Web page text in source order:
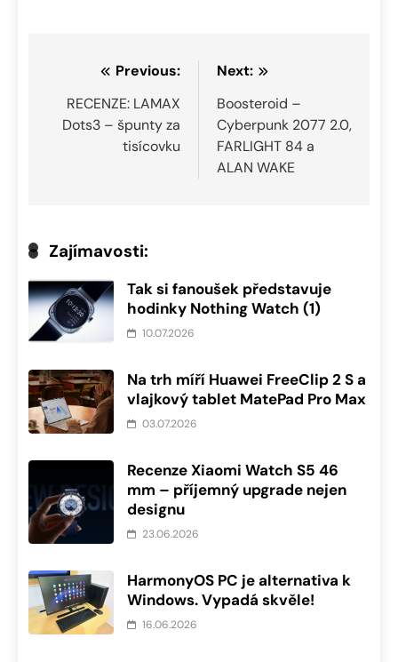
Navigace
pro
příspěvek
Previous:
RECENZE: LAMAX
Dots3 – špunty za
tisícovku
Next:
Boosteroid –
Cyberpunk 2077 2.0,
FARLIGHT 84 a
ALAN WAKE
Zajímavosti:
Tak si fanoušek představuje
hodinky Nothing Watch (1)
10.07.2026
Na trh míří Huawei FreeClip 2 S a
vlajkový tablet MatePad Pro Max
03.07.2026
Recenze Xiaomi Watch S5 46
mm – příjemný upgrade nejen
designu
23.06.2026
HarmonyOS PC je alternativa k
Windows. Vypadá skvěle!
16.06.2026